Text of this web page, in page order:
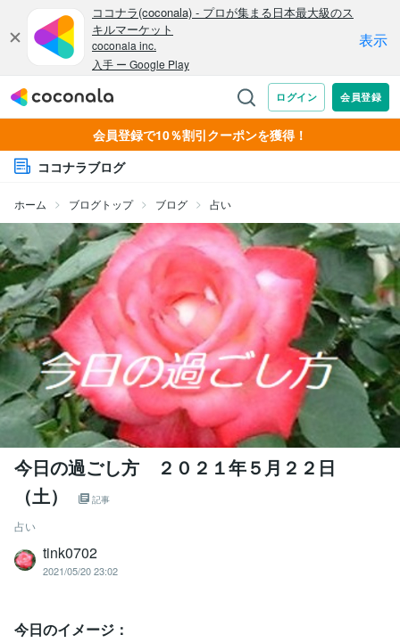
会員登録で10％割引クーポンを獲得！
ココナラブログ
ホーム ブログトップ ブログ 占い
今日の過ごし方 ２０２１年５月２２日
（土）
記事
占い
tink0702
2021/05/20 23:02
今日のイメージ：